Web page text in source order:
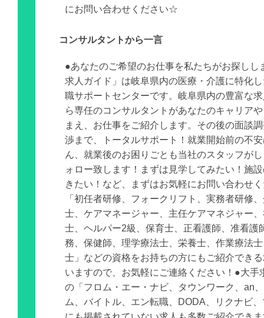
にお問い合わせください☆
コンサルタントから一言
●あなたのご希望のお仕事を私たちがお探しし
求人ガイド」は岐阜県内の医療・介護に特化
職サポートセンターです。岐阜県内の豊富な
ら専任のコンサルタントがあなたのキャリア
まえ、お仕事をご紹介します。その後の面談
渉まで、トータルサポート！就業開始前の不
ん、就業後のお困りごとも当社のスタッフが
ォロー致します！まずは見学してみたい！施
きたい！など、まずはお気軽にお問い合わせ
「初任者研修、フォークリフト、実務者研修
士、ケアマネージャー、主任ケアマネジャー
士、ヘルパー2級、保育士、正看護師、准看護
務、保健師、理学療法士、栄養士、作業療法
士」などの資格をお持ちの方にもご紹介でき
いますので、お気軽にご連絡ください！●大手
の「フロム・エー・ナビ、タウンワーク、an
ム、バイトル、エン転職、DODA、リクナビ